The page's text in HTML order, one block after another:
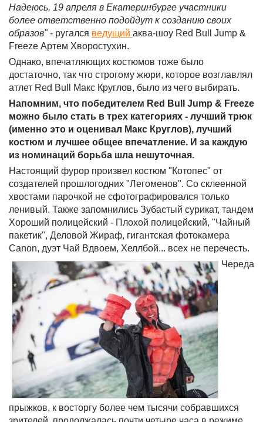
Надеюсь, 19 апреля в Екатеринбурге участники
более ответственно подойдут к созданию своих
образов"- ругался ведущий аква-шоу Red Bull Jump &
Freeze Артем Хворостухин.
Однако, впечатляющих костюмов тоже было
достаточно, так что строгому жюри, которое возглавлял
атлет Red Bull Макс Круглов, было из чего выбирать.
Напомним, что победителем Red Bull Jump & Freeze
можно было стать в трех категориях - лучший трюк
(именно это и оценивал Макс Круглов), лучший
костюм и лучшее общее впечатление. И за каждую
из номинаций борьба шла нешуточная.
Настоящий фурор произвел костюм "Котопес" от
создателей прошлогодних "Легоменов". Со склеенной
хвостами парочкой не сфотографировался только
ленивый. Также запомнились Зубастый сурикат, тандем
Хороший полицейский - Плохой полицейский, "Чайный
пакетик", Деловой Жираф, гигантская фотокамера
Canon, дуэт Чай Вдвоем, Хеллбой... всех не перечесть.
Череда
прыжков, к восторгу более чем тысячи собравшихся